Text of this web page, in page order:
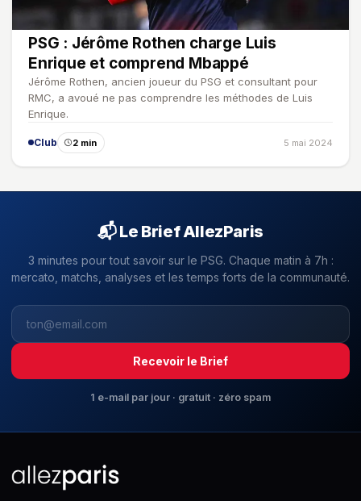
PSG : Jérôme Rothen charge Luis
Enrique et comprend Mbappé
Jérôme Rothen, ancien joueur du PSG et consultant pour
RMC, a avoué ne pas comprendre les méthodes de Luis
Enrique.
Club 2 min 5 mai 2024
📬 Le Brief AllezParis
3 minutes pour tout savoir sur le PSG. Chaque matin à 7h :
mercato, matchs, analyses et les temps forts de la communauté.
Recevoir le Brief
1 e-mail par jour · gratuit · zéro spam